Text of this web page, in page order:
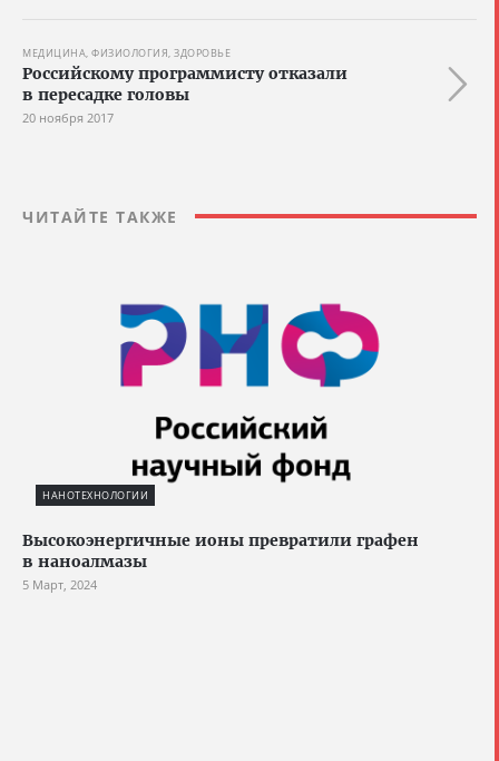
МЕДИЦИНА, ФИЗИОЛОГИЯ, ЗДОРОВЬЕ
Российскому программисту отказали
в пересадке головы
20 ноября 2017
ЧИТАЙТЕ ТАКЖЕ
НАНОТЕХНОЛОГИИ
Высокоэнергичные ионы превратили графен
в наноалмазы
5 Март, 2024